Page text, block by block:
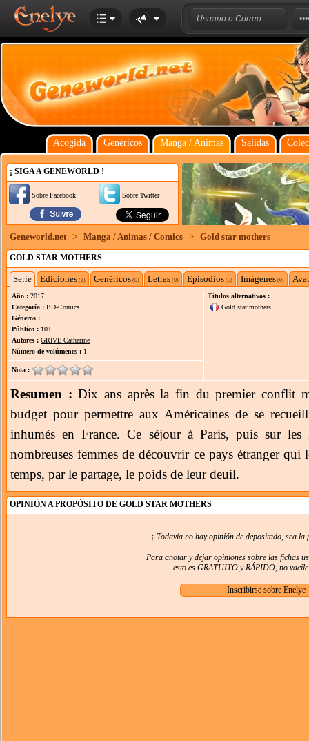
Acogida Genéricos Manga / Animas Salidas
¡ SIGA A GENEWORLD !
Sobre Facebook Sobre Twitter
Geneworld.net > Manga / Animas / Comics > Gold star mothers
GOLD STAR MOTHERS
Serie Ediciones (1) Genéricos (0) Letras (0) Episodios (0) Imágenes (0)
Año : 2017
Categoría : BD-Comics
Géneros :
Público : 10+
Autores : GRIVE Catherine
Número de volúmenes : 1
Nota :
Títulos alternativos :
Gold star mothers
Resumen : Dix ans après la fin du premier conflit
budget pour permettre aux Américaines de se
inhumés en France. Ce séjour à Paris, puis sur
nombreuses femmes de découvrir ce pays étranger
temps, par le partage, le poids de leur deuil.
OPINIÓN A PROPÓSITO DE GOLD STAR MOTHERS
¡ Todavía no hay opinión de depositado, sea
Para anotar y dejar opiniones sobre las fichas
esto es GRATUITO y RÁPIDO, no